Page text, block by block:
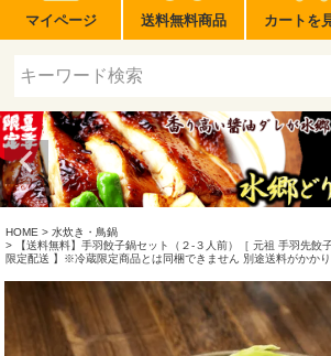
マイページ 送料無料商品 カートを
HOME
水炊き・鳥鍋
【送料無料】手羽餃子鍋セット（２-３人前）［ 元祖 手羽先
限定配送 】※冷蔵限定商品とは同梱できません 別途送料がかか